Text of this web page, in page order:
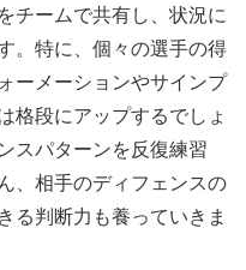
チームで共有し、状況に
。特に、個々の選手の得
ーメーションやサインプ
格段にアップするでしょ
スパターンを反復練習
、相手のディフェンスの
る判断力も養っていきま